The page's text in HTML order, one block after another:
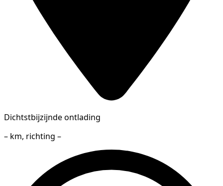
Dichtstbijzijnde ontlading
– km, richting –